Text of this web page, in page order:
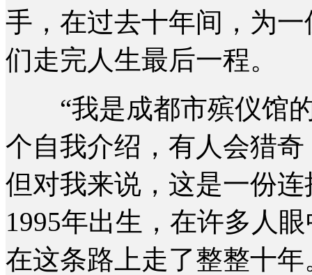
手，在过去十年间，为
们走完人生最后一程。
“我是成都市殡仪馆的
个自我介绍，有人会猎
但对我来说，这是一份
1995年出生，在许多人
在这条路上走了整整十年